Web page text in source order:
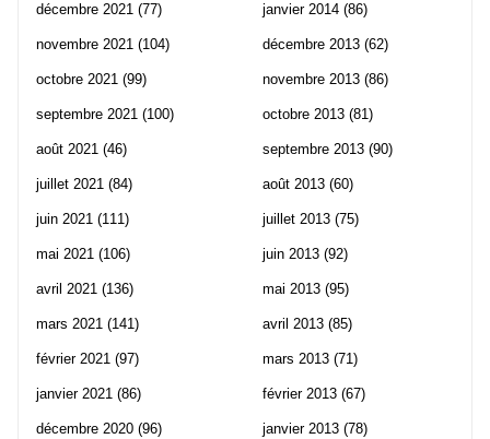
décembre 2021 (77)
novembre 2021 (104)
octobre 2021 (99)
septembre 2021 (100)
août 2021 (46)
juillet 2021 (84)
juin 2021 (111)
mai 2021 (106)
avril 2021 (136)
mars 2021 (141)
février 2021 (97)
janvier 2021 (86)
décembre 2020 (96)
janvier 2014 (86)
décembre 2013 (62)
novembre 2013 (86)
octobre 2013 (81)
septembre 2013 (90)
août 2013 (60)
juillet 2013 (75)
juin 2013 (92)
mai 2013 (95)
avril 2013 (85)
mars 2013 (71)
février 2013 (67)
janvier 2013 (78)